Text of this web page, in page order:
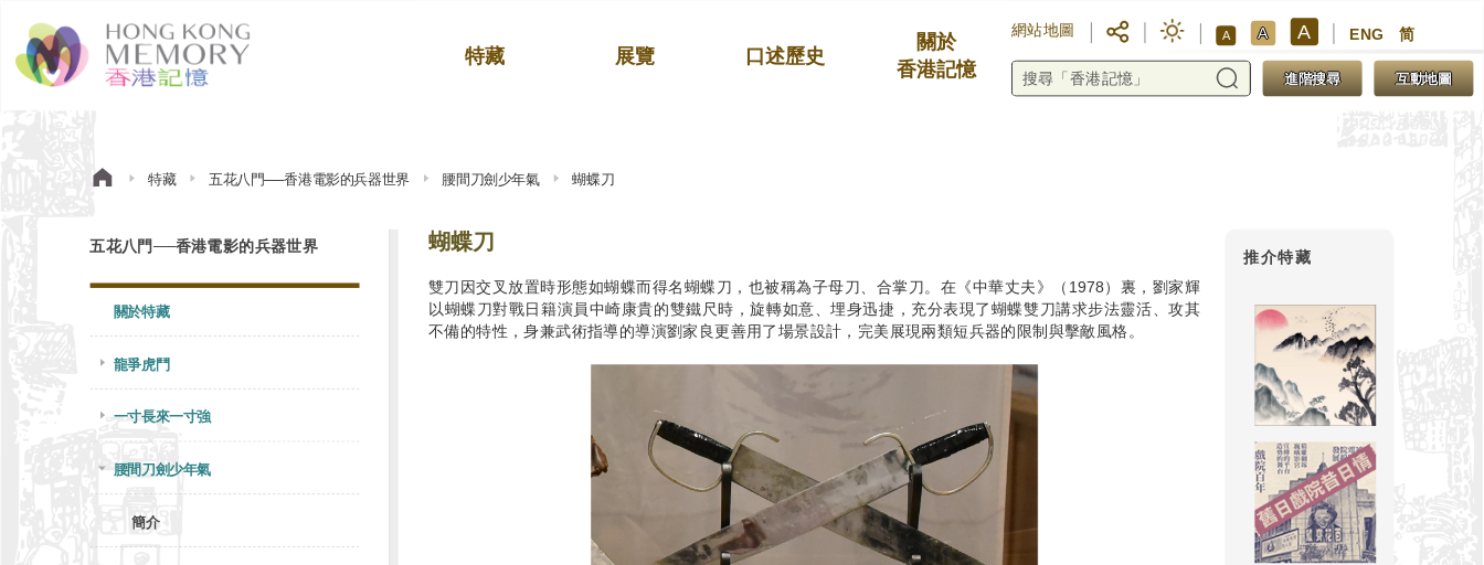
特藏 展覽 口述歷史
關於
香港記憶
網站地圖 A A A ENG 简
進階搜尋 互動地圖
特藏 五花八門──香港電影的兵器世界 腰間刀劍少年氣 蝴蝶刀
五花八門──香港電影的兵器世界
關於特藏
龍爭虎鬥
一寸長來一寸強
腰間刀劍少年氣
簡介
蝴蝶刀
雙刀因交叉放置時形態如蝴蝶而得名蝴蝶刀，也被稱為子母刀、合掌刀。在《中華丈夫》（1978）裏，劉家輝
以蝴蝶刀對戰日籍演員中崎康貴的雙鐵尺時，旋轉如意、埋身迅捷，充分表現了蝴蝶雙刀講求步法靈活、攻其
不備的特性，身兼武術指導的導演劉家良更善用了場景設計，完美展現兩類短兵器的限制與擊敵風格。
推介特藏